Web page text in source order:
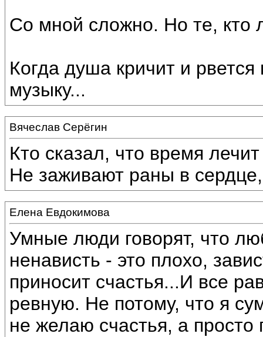
Со мной сложно. Но те, кто
Когда душа кричит и рвется
музыку...
Вячеслав Серёгин
Кто сказал, что время
Не заживают раны в
Елена Евдокимова
Умные люди говорят, что
ненависть - это плохо,
приносит счастья...И все
ревную. Не потому, что я
не желаю счастья, а